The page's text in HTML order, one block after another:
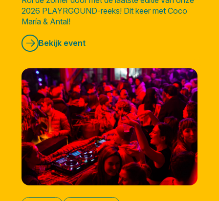
2026 PLAYRGOUND-reeks! Dit keer met Coco
María & Antal!
Bekijk event